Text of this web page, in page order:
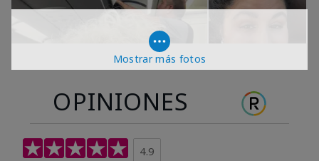
Mostrar más fotos
OPINIONES
4.9